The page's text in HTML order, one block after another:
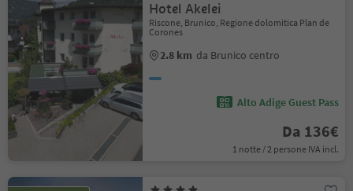
Hotel Akelei
Riscone, Brunico, Regione dolomitica Plan de
Corones
2.8 km da Brunico centro
Alto Adige Guest Pass
Da 136€
1 notte / 2 persone IVA incl.